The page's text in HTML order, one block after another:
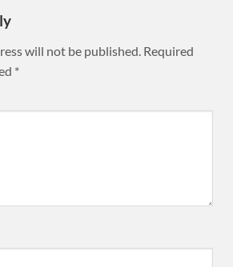
will not be published. Required
*